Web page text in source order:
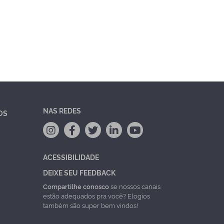
NAS REDES
ACESSIBILIDADE
DEIXE SEU FEEDBACK
Compartilhe conoscose nossos canais
estão adequados pra você? Elogios
também são super bem vindos!